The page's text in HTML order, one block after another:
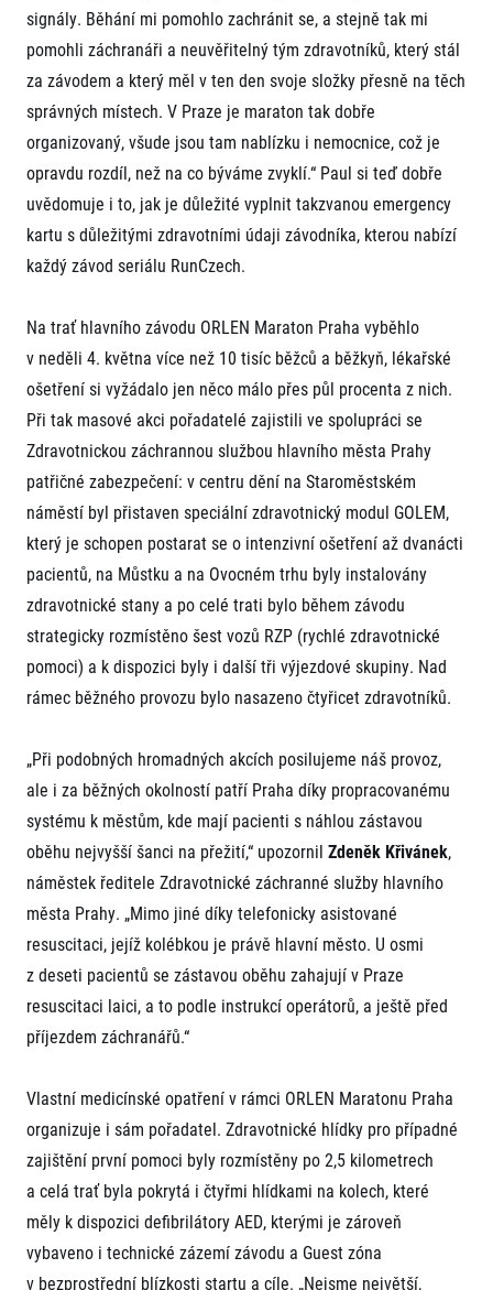
signály. Běhání mi pomohlo zachránit se, a stejně tak mi
pomohli záchranáři a neuvěřitelný tým zdravotníků, který stál
za závodem a který měl v ten den svoje složky přesně na těch
správných místech. V Praze je maraton tak dobře
organizovaný, všude jsou tam nablízku i nemocnice, což je
opravdu rozdíl, než na co býváme zvyklí.“ Paul si teď dobře
uvědomuje i to, jak je důležité vyplnit takzvanou emergency
kartu s důležitými zdravotními údaji závodníka, kterou nabízí
každý závod seriálu RunCzech.
Na trať hlavního závodu ORLEN Maraton Praha vyběhlo
v neděli 4. května více než 10 tisíc běžců a běžkyň, lékařské
ošetření si vyžádalo jen něco málo přes půl procenta z nich.
Při tak masové akci pořadatelé zajistili ve spolupráci se
Zdravotnickou záchrannou službou hlavního města Prahy
patřičné zabezpečení: v centru dění na Staroměstském
náměstí byl přistaven speciální zdravotnický modul GOLEM,
který je schopen postarat se o intenzivní ošetření až dvanácti
pacientů, na Můstku a na Ovocném trhu byly instalovány
zdravotnické stany a po celé trati bylo během závodu
strategicky rozmístěno šest vozů RZP (rychlé zdravotnické
pomoci) a k dispozici byly i další tři výjezdové skupiny. Nad
rámec běžného provozu bylo nasazeno čtyřicet zdravotníků.
„Při podobných hromadných akcích posilujeme náš provoz,
ale i za běžných okolností patří Praha díky propracovanému
systému k městům, kde mají pacienti s náhlou zástavou
oběhu nejvyšší šanci na přežití,“ upozornil Zdeněk Křivánek,
náměstek ředitele Zdravotnické záchranné služby hlavního
města Prahy. „Mimo jiné díky telefonicky asistované
resuscitaci, jejíž kolébkou je právě hlavní město. U osmi
z deseti pacientů se zástavou oběhu zahajují v Praze
resuscitaci laici, a to podle instrukcí operátorů, a ještě před
příjezdem záchranářů.“
Vlastní medicínské opatření v rámci ORLEN Maratonu Praha
organizuje i sám pořadatel. Zdravotnické hlídky pro případné
zajištění první pomoci byly rozmístěny po 2,5 kilometrech
a celá trať byla pokrytá i čtyřmi hlídkami na kolech, které
měly k dispozici defibrilátory AED, kterými je zároveň
vybaveno i technické zázemí závodu a Guest zóna
v bezprostřední blízkosti startu a cíle. „Nejsme největší,